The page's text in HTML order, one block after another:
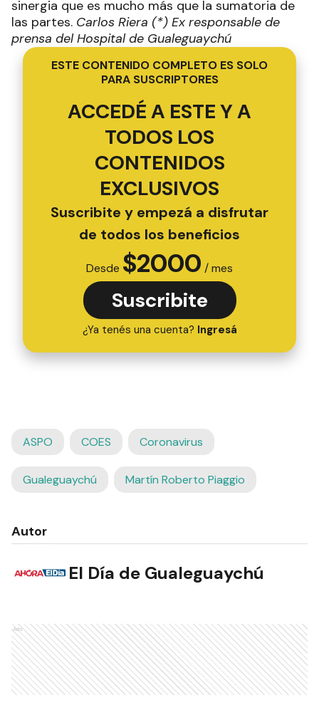
sinergia que es mucho más que la sumatoria de
las partes. Carlos Riera (*) Ex responsable de
prensa del Hospital de Gualeguaychú
ESTE CONTENIDO COMPLETO ES SOLO
PARA SUSCRIPTORES
ACCEDÉ A ESTE Y A
TODOS LOS
CONTENIDOS
EXCLUSIVOS
Suscribite y empezá a disfrutar
de todos los beneficios
Desde $2000 / mes
Suscribite
¿Ya tenés una cuenta? Ingresá
ASPO COES Coronavirus
Gualeguaychú Martín Roberto Piaggio
Autor
El Día de Gualeguaychú
Ads